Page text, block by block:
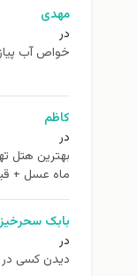
مهدی
در
خواص آب
کاظم
در
ماه عسل +
بابک
در
دیدن کسی در